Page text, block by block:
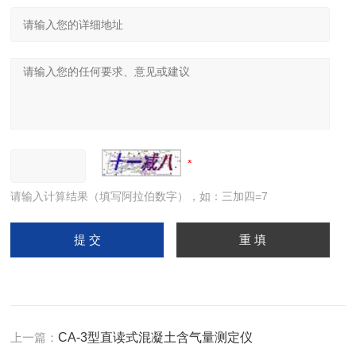
请输入计算结果（填写阿拉伯数字），如：三加四=7
上一篇：CA-3型直读式混凝土含气量测定仪